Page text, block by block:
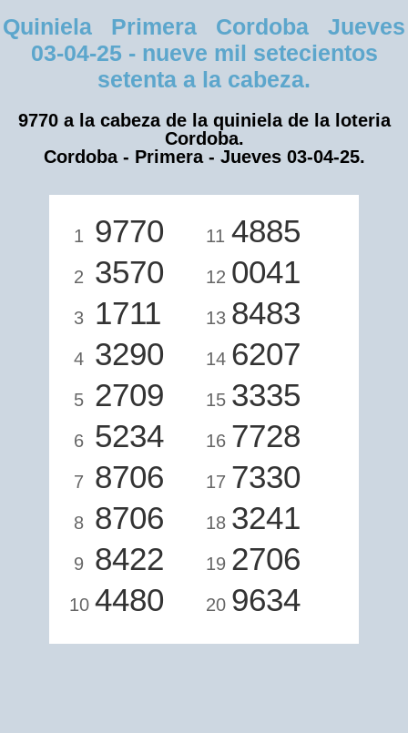
Quiniela Primera Cordoba Jueves
03-04-25 - nueve mil setecientos
setenta a la cabeza.
9770 a la cabeza de la quiniela de la loteria
Cordoba.
Cordoba - Primera - Jueves 03-04-25.
1 9770
2 3570
3 1711
4 3290
5 2709
6 5234
7 8706
8 8706
9 8422
10 4480
11 4885
12 0041
13 8483
14 6207
15 3335
16 7728
17 7330
18 3241
19 2706
20 9634